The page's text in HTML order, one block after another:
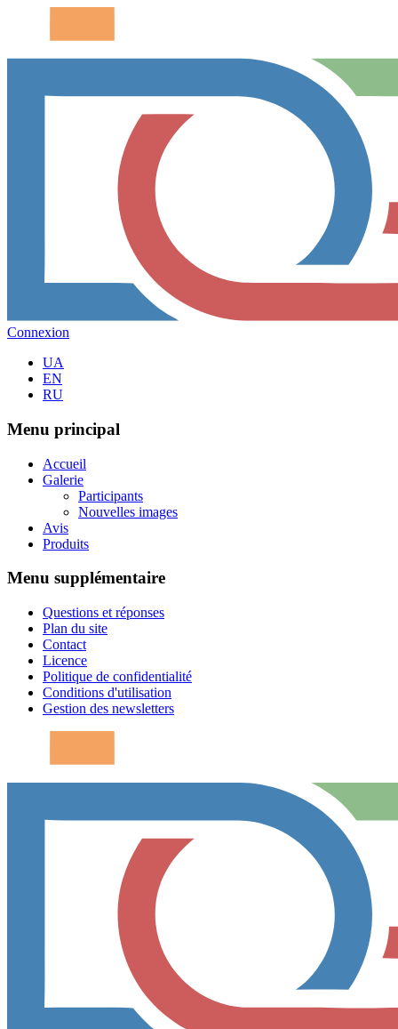
Connexion
UA
EN
RU
Menu principal
Accueil
Galerie
Participants
Nouvelles images
Avis
Produits
Menu supplémentaire
Questions et réponses
Plan du site
Contact
Licence
Politique de confidentialité
Conditions d'utilisation
Gestion des newsletters